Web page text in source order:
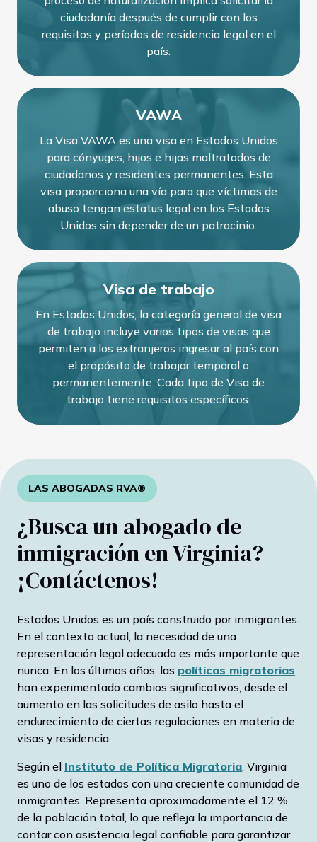
ciudadanía después de cumplir con los
requisitos y períodos de residencia legal en el
país.
VAWA
La Visa VAWA es una visa en Estados Unidos
para cónyuges, hijos e hijas maltratados de
ciudadanos y residentes permanentes. Esta
visa proporciona una vía para que víctimas de
abuso tengan estatus legal en los Estados
Unidos sin depender de un patrocinio.
Visa de trabajo
En Estados Unidos, la categoría general de visa
de trabajo incluye varios tipos de visas que
permiten a los extranjeros ingresar al país con
el propósito de trabajar temporal o
permanentemente. Cada tipo de Visa de
trabajo tiene requisitos específicos.
LAS ABOGADAS RVA®
¿Busca un abogado de
inmigración en Virginia?
¡Contáctenos!
Estados Unidos es un país construido por inmigrantes.
En el contexto actual, la necesidad de una
representación legal adecuada es más importante que
nunca. En los últimos años, las políticas migratorias
han experimentado cambios significativos, desde el
aumento en las solicitudes de asilo hasta el
endurecimiento de ciertas regulaciones en materia de
visas y residencia.
Según el Instituto de Política Migratoria, Virginia
es uno de los estados con una creciente comunidad de
inmigrantes. Representa aproximadamente el 12 %
de la población total, lo que refleja la importancia de
contar con asistencia legal confiable para garantizar